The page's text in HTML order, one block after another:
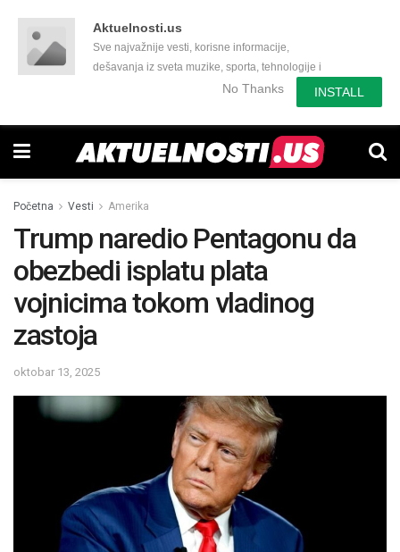
Aktuelnosti.us
Sve najvažnije vesti, korisne informacije,
dešavanja iz sveta muzike, sporta, tehnologije i
još mnogo toga zanimljivog.No Thanks INSTALL
Početna Vesti Amerika
Trump naredio Pentagonu da
obezbedi isplatu plata
vojnicima tokom vladinog
zastoja
oktobar 13, 2025